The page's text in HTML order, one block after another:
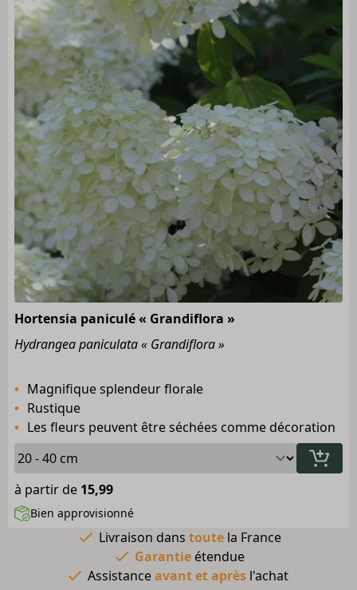
Hortensia paniculé « Grandiflora »
Hydrangea paniculata « Grandiflora »
Magnifique splendeur florale
Rustique
Les fleurs peuvent être séchées comme décoration
à partir de 15,99
Bien approvisionné
Livraison dans toutela France
Garantie étendue
Assistanceavant et après l'achat